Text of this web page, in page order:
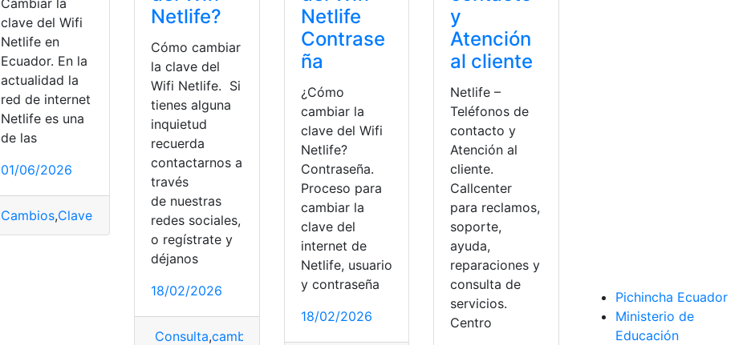
Cambiar la
clave del Wifi
Netlife en
Ecuador. En la
actualidad la
red de internet
Netlife es una
de las
01/06/2026
Cambios,Clave Consultas,Ecuador,Herramientas Ecuador Internet top2, wifi
Netlife?
Cómo cambiar
la clave del
Wifi Netlife. Si
tienes alguna
inquietud
recuerda
contactarnos a
través
de nuestras
redes sociales,
o regístrate y
déjanos
18/02/2026
Consulta,cambiar
Netlife
Contrase
ña
¿Cómo
cambiar la
clave del Wifi
Netlife?
Contraseña.
Proceso para
cambiar la
clave del
internet de
Netlife, usuario
y contraseña
18/02/2026
y
Atención
al cliente
Netlife –
Teléfonos de
contacto y
Atención al
cliente.
Callcenter
para reclamos,
soporte,
ayuda,
reparaciones y
consulta de
servicios.
Centro
Pichincha Ecuador
Ministerio de
Educación